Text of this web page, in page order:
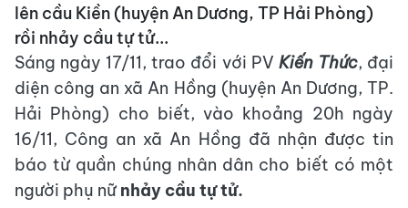
lên cầu Kiền (huyện An Dương, TP Hải Phòng)
rồi nhảy cầu tự tử...
Sáng ngày 17/11, trao đổi với PV Kiến Thức, đại
diện công an xã An Hồng (huyện An Dương, TP.
Hải Phòng) cho biết, vào khoảng 20h ngày
16/11, Công an xã An Hồng đã nhận được tin
báo từ quần chúng nhân dân cho biết có một
người phụ nữnhảy cầu tự tử.